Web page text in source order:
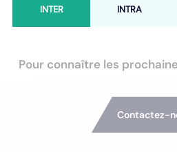
INTER INTRA
Pour connaître les
Contactez-